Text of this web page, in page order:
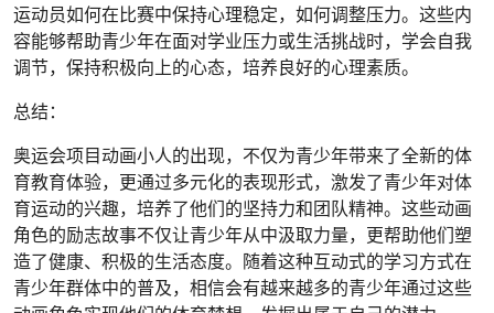
运动员如何在比赛中保持心理稳定，如何调整压力。这些内
容能够帮助青少年在面对学业压力或生活挑战时，学会自我
调节，保持积极向上的心态，培养良好的心理素质。
总结：
奥运会项目动画小人的出现，不仅为青少年带来了全新的体
育教育体验，更通过多元化的表现形式，激发了青少年对体
育运动的兴趣，培养了他们的坚持力和团队精神。这些动画
角色的励志故事不仅让青少年从中汲取力量，更帮助他们塑
造了健康、积极的生活态度。随着这种互动式的学习方式在
青少年群体中的普及，相信会有越来越多的青少年通过这些